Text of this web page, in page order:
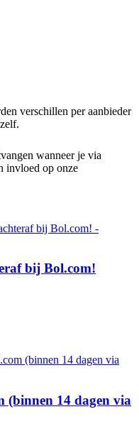
verschillen per aanbieder
wanneer je via
invloed op onze
bij Bol.com!
(binnen 14 dagen via